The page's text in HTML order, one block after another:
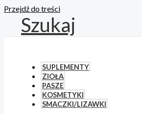
Przejdź do treści
Szukaj
SUPLEMENTY
ZIOŁA
PASZE
KOSMETYKI
SMACZKI/LIZAWKI